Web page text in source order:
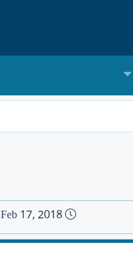
ت
ا
ر
Feb 17, 2018